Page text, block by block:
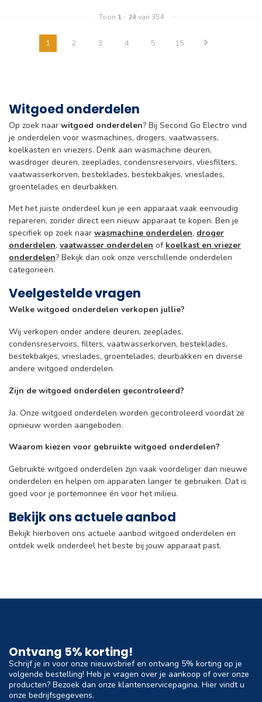
Toon 1- 24van 354
1 2 3 4 5 15
Witgoed onderdelen
Op zoek naar witgoed onderdelen? Bij Second Go Electro vind
je onderdelen voor wasmachines, drogers, vaatwassers,
koelkasten en vriezers. Denk aan wasmachine deuren,
wasdroger deuren, zeeplades, condensreservoirs, vliesfilters,
vaatwasserkorven, besteklades, bestekbakjes, vrieslades,
groentelades en deurbakken.
Met het juiste onderdeel kun je een apparaat vaak eenvoudig
repareren, zonder direct een nieuw apparaat te kopen. Ben je
specifiek op zoek naar wasmachine onderdelen, droger
onderdelen, vaatwasser onderdelen of koelkast en vriezer
onderdelen? Bekijk dan ook onze verschillende onderdelen
categorieën.
Veelgestelde vragen
Welke witgoed onderdelen verkopen jullie?
Wij verkopen onder andere deuren, zeeplades,
condensreservoirs, filters, vaatwasserkorven, besteklades,
bestekbakjes, vrieslades, groentelades, deurbakken en diverse
andere witgoed onderdelen.
Zijn de witgoed onderdelen gecontroleerd?
Ja. Onze witgoed onderdelen worden gecontroleerd voordat ze
opnieuw worden aangeboden.
Waarom kiezen voor gebruikte witgoed onderdelen?
Gebruikte witgoed onderdelen zijn vaak voordeliger dan nieuwe
onderdelen en helpen om apparaten langer te gebruiken. Dat is
goed voor je portemonnee én voor het milieu.
Bekijk ons actuele aanbod
Bekijk hierboven ons actuele aanbod witgoed onderdelen en
ontdek welk onderdeel het beste bij jouw apparaat past.
Ontvang 5% korting!
Schrijf je in voor onze nieuwsbrief en ontvang 5% korting op je
volgende bestelling! Heb je vragen over je aankoop of over onze
producten? Bezoek dan onze klantenservicepagina. Hier vindt u
onze bedrijfsgegevens.